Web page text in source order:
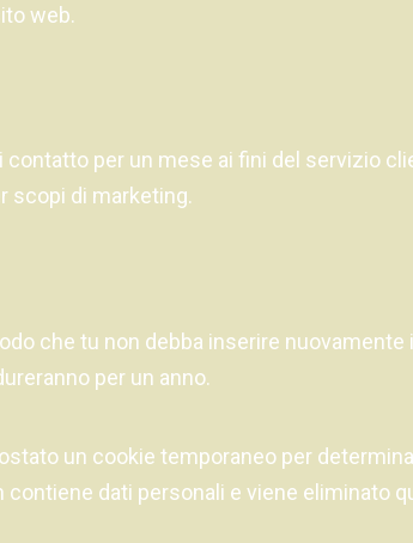
web.
per un mese ai fini del servizio
scopi di marketing.
che tu non debba inserire nuovamente
per un anno.
un cookie temporaneo per
dati personali e viene eliminato